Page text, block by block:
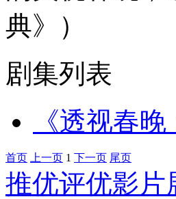
典》）
剧集列表
《透视春
首页 上一页 1 下一页 尾页
推优评优影片